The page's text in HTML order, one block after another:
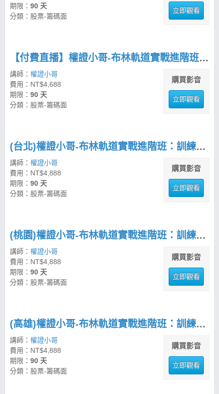
期限： 90 天
分類：股票-籌碼面
立即觀看
【付費直播】權證小哥-布林軌道實戰進階班：訓練你的盤勢決策力
講師： 權證小哥
費用：NT$4,688
期限： 90 天
分類：股票-籌碼面
購買影音
立即觀看
(台北)權證小哥-布林軌道實戰進階班：訓練你的盤勢決策力
講師： 權證小哥
費用：NT$4,888
期限： 90 天
分類：股票-籌碼面
購買影音
立即觀看
(桃園)權證小哥-布林軌道實戰進階班：訓練你的盤勢決策力
講師： 權證小哥
費用：NT$4,888
期限： 90 天
分類：股票-籌碼面
購買影音
立即觀看
(高雄)權證小哥-布林軌道實戰進階班：訓練你的盤勢決策力
講師： 權證小哥
費用：NT$4,888
期限： 90 天
分類：股票-籌碼面
購買影音
立即觀看